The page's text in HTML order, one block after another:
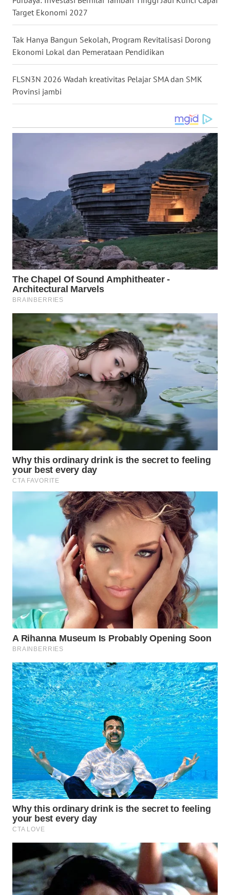
Target Ekonomi 2027
Tak Hanya Bangun Sekolah, Program Revitalisasi Dorong
Ekonomi Lokal dan Pemerataan Pendidikan
FLSN3N 2026 Wadah kreativitas Pelajar SMA dan SMK
Provinsi jambi
WN
WN
WN
KALTIM
SULSEL
WN
WN
MALUKU
WN
MALUT
WN
DAIRI
WN
DANAU
TOBA
WN
NIAS
LANGKAT
WN
SELATAN
TANJUNG
KARO
WN
SIMALUNGUN
WN
LABUHANBATU
WN
TAPANULI
TENGAH
WN DELI
SERDANG
WN
TEBING
TINGGI
WN
WN
KARAWANG